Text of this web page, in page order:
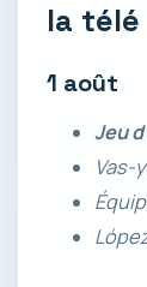
la télé
1 août
Jeu
Vas-